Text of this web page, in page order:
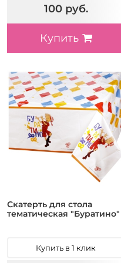
100 руб.
Купить
Скатерть для стола
тематическая "Буратино"
Купить в 1 клик